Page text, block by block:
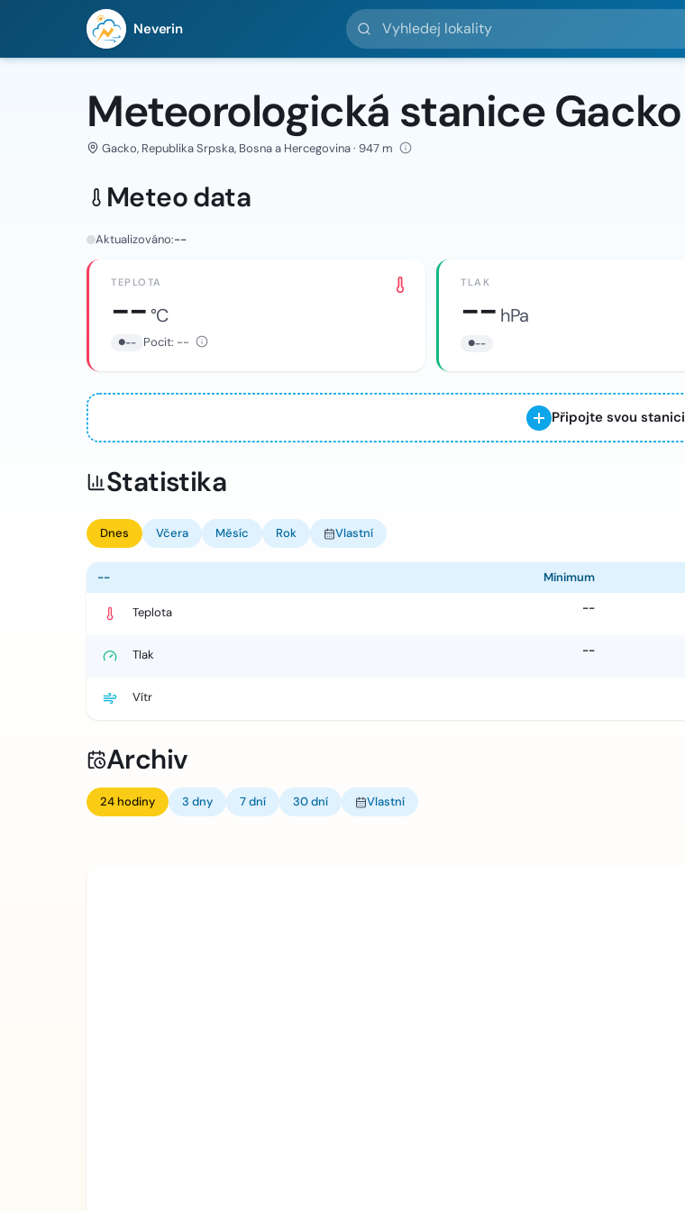
Neverin
Vyhledej lokality
Meteorologická stanice Gacko
Gacko, Republika Srpska, Bosna a Hercegovina · 947 m
Meteo data
Aktualizováno:--
TEPLOTA
--°C
-- Pocit: --
TLAK
-- hPa
--
Připojte svou stanici
Statistika
Dnes Včera Měsíc Rok Vlastní
-- Minimum
Teplota --
Tlak --
Vítr
Archiv
24 hodiny 3 dny 7 dní 30 dní Vlastní